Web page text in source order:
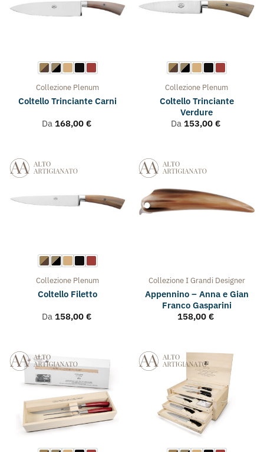
CollezionePlenum
Coltello Trinciante Carni
CollezionePlenum
Coltello Trinciante
Verdure
Da153,00
CollezionePlenum
Coltello Filetto
Appennino – Anna e Gian
Franco Gasparini
158,00€